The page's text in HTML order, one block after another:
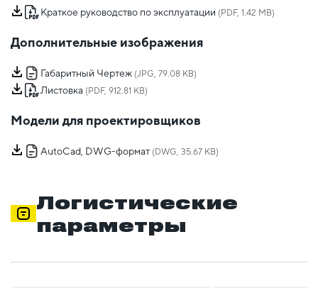
Краткое руководство по эксплуатации (PDF, 1.42 MB)
Дополнительные изображения
Габаритный Чертеж (JPG, 79.08 KB)
Листовка (PDF, 912.81 KB)
Модели для проектировщиков
AutoCad, DWG-формат (DWG, 35.67 KB)
Логистические
параметры